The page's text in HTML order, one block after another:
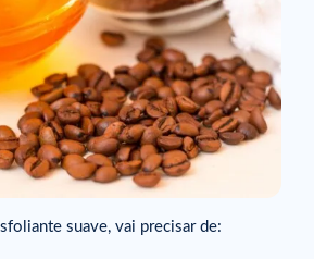
suave, vai precisar de: